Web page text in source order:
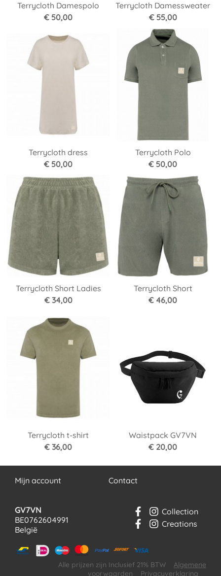
Terrycloth Damespolo
€ 50,00
Terrycloth Damessweater
€ 55,00
Terrycloth dress
€ 50,00
Terrycloth Polo
€ 50,00
Terrycloth Short Ladies
€ 34,00
Terrycloth Short
€ 46,00
Terrycloth t-shirt
€ 36,00
Waistpack GV7VN
€ 20,00
Mijn account Contact
GV7VN
BE0762604991
België
Collection
Creations
Alle prijzen zijn Inclusief 21% BTW
Algemene
voorwaarden
Privacyverklaring